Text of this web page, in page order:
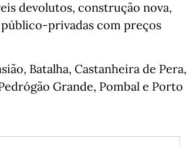
devolutos, construção nova,
privadas com preços
Batalha, Castanheira de Pera,
Grande, Pombal e Porto